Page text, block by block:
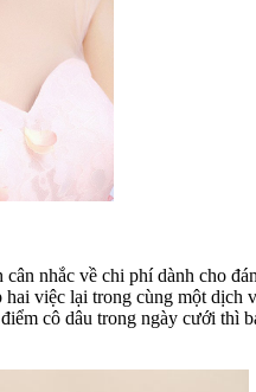
nhắc về chi phí dành cho
việc lại trong cùng một
cô dâu trong ngày cưới